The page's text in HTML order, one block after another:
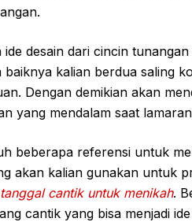
desain dari cincin
kalian berdua saling
Dengan demikian akan
yang mendalam saat
beberapa referensi untuk
akan kalian gunakan untuk
tanggal cantik untuk menikah.
cantik yang bisa menjadi